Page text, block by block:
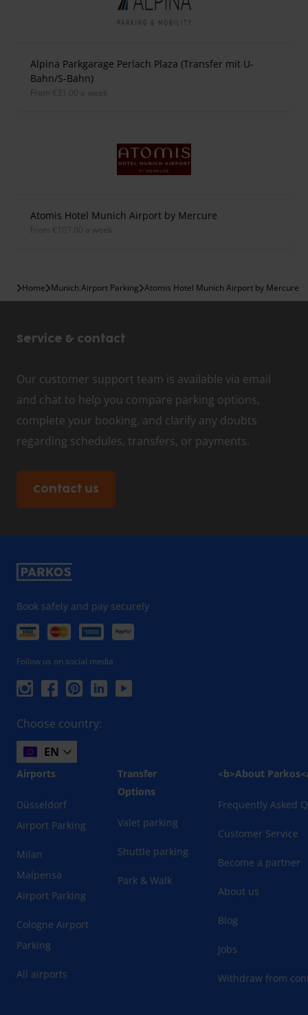
Alpina Parkgarage Perlach Plaza (Transfer mit U-
Bahn/S-Bahn)
from €31.00 a week
Atomis Hotel Munich Airport by Mercure
from €107.00 a week
Home Munich Airport Parking Atomis Hotel Munich Airport by Mercure
Service & contact
Our customer support team is available via email
and chat to help you compare parking options,
complete your booking, and clarify any doubts
regarding schedules, transfers, or payments.
Contact us
Book safely and pay securely
Follow us on social media
Choose country:
EN
Airports
Düsseldorf
Airport Parking
Milan
Malpensa
Airport Parking
Cologne Airport
Parking
All airports
Transfer
Options
Valet parking
Shuttle parking
Park & Walk
<b>About
Frequently Asked
Customer Service
Become a partner
About us
Blog
Jobs
Withdraw from